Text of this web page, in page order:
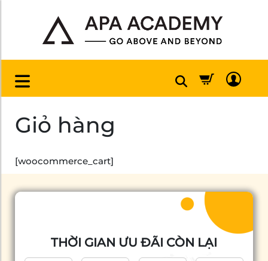
Giỏ hàng
[woocommerce_cart]
THỜI GIAN ƯU ĐÃI CÒN LẠI